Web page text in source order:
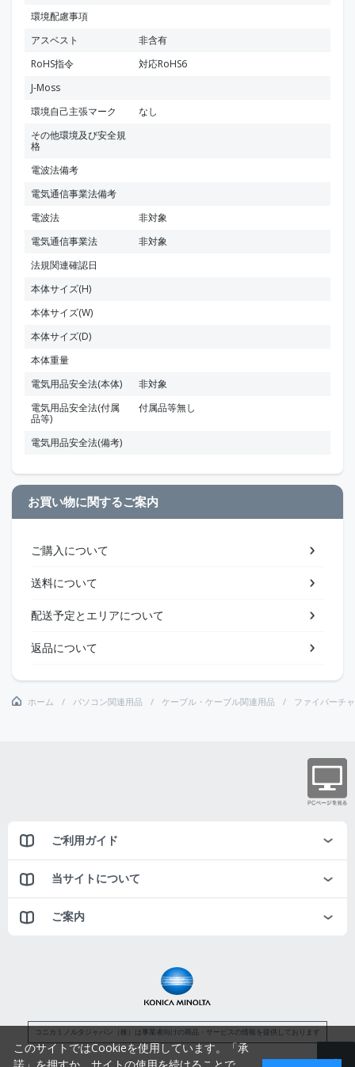
環境配慮事項
アスベスト
非含有
RoHS指令
対応RoHS6
J-Moss
環境自己主張マーク
なし
その他環境及び安全規
格
電波法備考
電気通信事業法備考
電波法
非対象
電気通信事業法
非対象
法規関連確認日
本体サイズ(H)
本体サイズ(W)
本体サイズ(D)
本体重量
電気用品安全法(本体)
非対象
電気用品安全法(付属
品等)
付属品等無し
電気用品安全法(備考)
お買い物に関するご案内
ご購入について
送料について
配送予定とエリアについて
返品について
ホーム パソコン関連用品 ケーブル・ケーブル関連用品 ファイバーチ
ご利用ガイド
当サイトについて
ご案内
コニカミノルタジャパン（株）は事業者向けの商品・サービスの情報を提供しております
このサイトではCookieを使用しています。「承